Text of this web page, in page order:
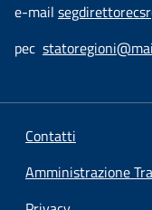
e-mail
pec
Contatti
Amministrazione